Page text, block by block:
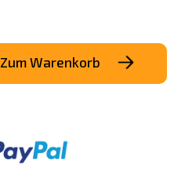
Zum Warenkorb